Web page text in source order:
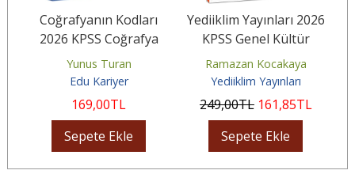
Coğrafyanın Kodları
2026 KPSS Coğrafya
20'li Branş Deneme
Tamamı Çözümlü
Yunus Turan
Edu Kariyer
169,00TL
Sepete Ekle
Yediiklim Yayınları 2026
KPSS Genel Kültür
Coğrafya Tamamı
Çözümlü 20...
Ramazan Kocakaya
Yediiklim Yayınları
249,00TL 161,85TL
Sepete Ekle